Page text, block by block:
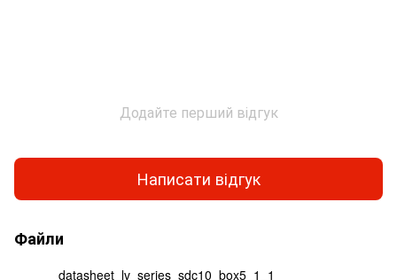
Додайте перший відгук
Написати відгук
Файли
datasheet_lv_series_sdc10_box5_1_1